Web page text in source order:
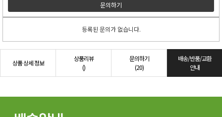
문의하기
등록된 문의가 없습니다.
상품 상세 정보
상품리뷰
()
문의하기
(20)
배송/반품/교환
안내